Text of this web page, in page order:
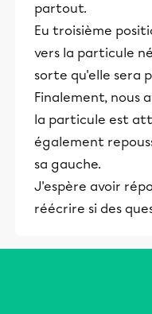
partout.
Eu troisième
vers la particule
sorte qu'elle sera
Finalement, nous
la particule est
également
sa gauche.
J'espère avoir
réécrire si des